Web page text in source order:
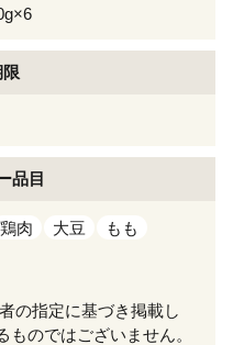
品目
鶏肉 大豆
もも
の指定に基づき掲載し
のではございません。